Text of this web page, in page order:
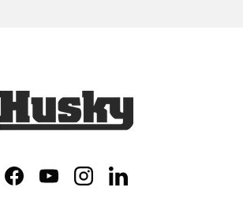
FacebookYouTubeInstagramLinkedIn